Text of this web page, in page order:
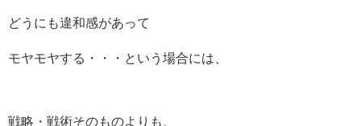
どうにも違和感があって
モヤモヤする・・・という場合には、
戦略・戦術そのものよりも、